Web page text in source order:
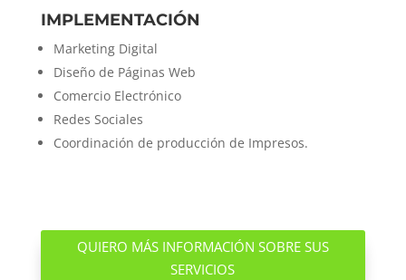
IMPLEMENTACIÓN
Marketing Digital
Diseño de Páginas Web
Comercio Electrónico
Redes Sociales
Coordinación de producción de Impresos.
QUIERO MÁS INFORMACIÓN SOBRE SUS
SERVICIOS